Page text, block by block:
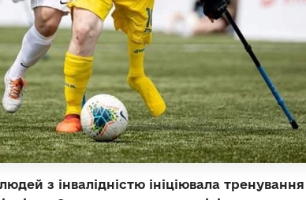
з інвалідністю ініціювала тренування